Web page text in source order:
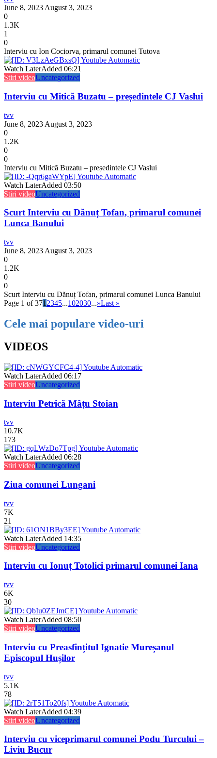
June 8, 2023 August 3, 2023
0
1.3K
1
0
Interviu cu Ion Cociorva, primarul comunei Tutova
Watch LaterAdded 06:21
Stiri videoUncategorized
Interviu cu Mitică Buzatu – președintele CJ Vaslui
tvv
June 8, 2023 August 3, 2023
0
1.2K
0
0
Interviu cu Mitică Buzatu – președintele CJ Vaslui
Watch LaterAdded 03:50
Stiri videoUncategorized
Scurt Interviu cu Dănuț Tofan, primarul comunei
Lunca Banului
tvv
June 8, 2023 August 3, 2023
0
1.2K
0
0
Scurt Interviu cu Dănuț Tofan, primarul comunei Lunca Banului
Page 1 of 371 2345...102030...»Last »
Cele mai populare video-uri
VIDEOS
Watch LaterAdded 06:17
Stiri videoUncategorized
Interviu Petrică Mâțu Stoian
tvv
10.7K
173
Watch LaterAdded 06:28
Stiri videoUncategorized
Ziua comunei Lungani
tvv
7K
21
Watch LaterAdded 14:35
Stiri videoUncategorized
Interviu cu Ionuț Totolici primarul comunei Iana
tvv
6K
30
Watch LaterAdded 08:50
Stiri videoUncategorized
Interviu cu Preasfințitul Ignatie Mureșanul
Episcopul Hușilor
tvv
5.1K
78
Watch LaterAdded 04:39
Stiri videoUncategorized
Interviu cu viceprimarul comunei Podu Turcului –
Liviu Bucur